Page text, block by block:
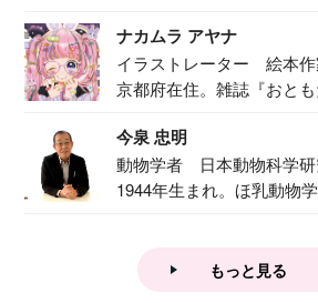
ナカムラ アヤナ
イラストレーター 絵本作
京都府在住。雑誌『おと
今泉 忠明
動物学者 日本動物科学
1944年生まれ。ほ乳動物
もっと見る